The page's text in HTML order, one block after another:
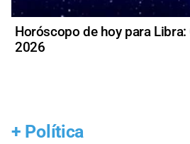
Horóscopo de hoy para
2026
+ Política